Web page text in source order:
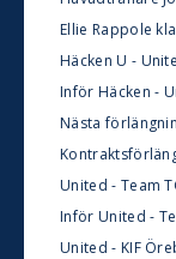
Ellie Rappole
Häcken U -
Inför Häcken -
Nästa
United - Team
Inför United -
United - KIF